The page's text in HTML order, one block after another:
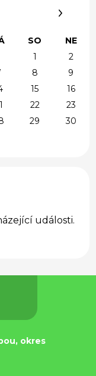
SO
NE
1
2
8
9
15
16
22
23
29
30
události.
okres